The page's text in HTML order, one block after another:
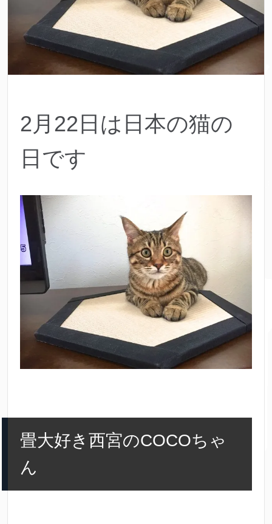
2月22日は日本の猫の
日です
畳大好き西宮のCOCOちゃ
ん